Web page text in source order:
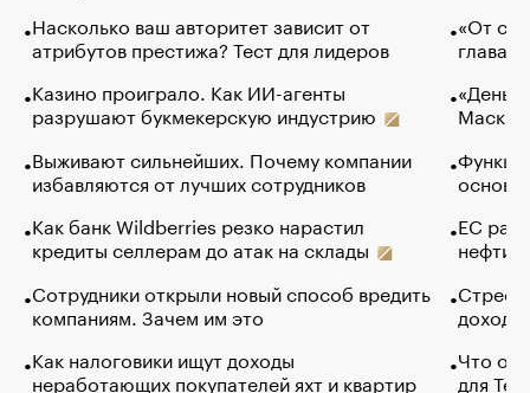
Насколько ваш авторитет зависит от
атрибутов престижа? Тест для лидеров
Казино проиграло. Как ИИ-агенты
разрушают букмекерскую индустрию
Выживают сильнейших. Почему компании
избавляются от лучших сотрудников
Как банк Wildberries резко нарастил
кредиты селлерам до атак на склады
Сотрудники открыли новый способ вредить
компаниям. Зачем им это
Как налоговики ищут доходы
неработающих покупателей яхт и квартир
«От
глава
Маск в
основ
ЕС
нефти
Что
для